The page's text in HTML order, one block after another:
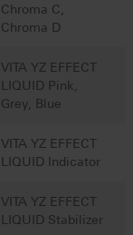
Chroma C,
Chroma D
VITA YZ EFFECT
LIQUID Pink,
Grey, Blue
VITA YZ EFFECT
LIQUID Indicator
VITA YZ EFFECT
LIQUID Stabilizer